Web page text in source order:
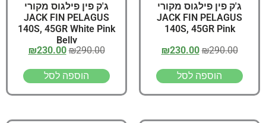
ג'ק פין פילגוס מקורי
JACK FIN PELAGUS
140S, 45GR Pink
₪290.00
₪230.00
הוספה לסל
ג'ק פין פילגוס מקורי
JACK FIN PELAGUS
140S, 45GR White Pink
Belly
₪290.00
₪230.00
הוספה לסל